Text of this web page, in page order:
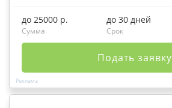
до 25000 р.
Сумма
до 30 дней
Срок
Подать заявку